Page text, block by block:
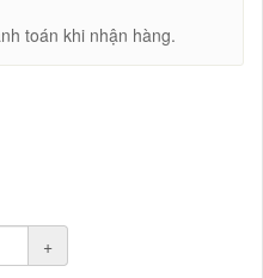
toán khi nhận hàng.
+